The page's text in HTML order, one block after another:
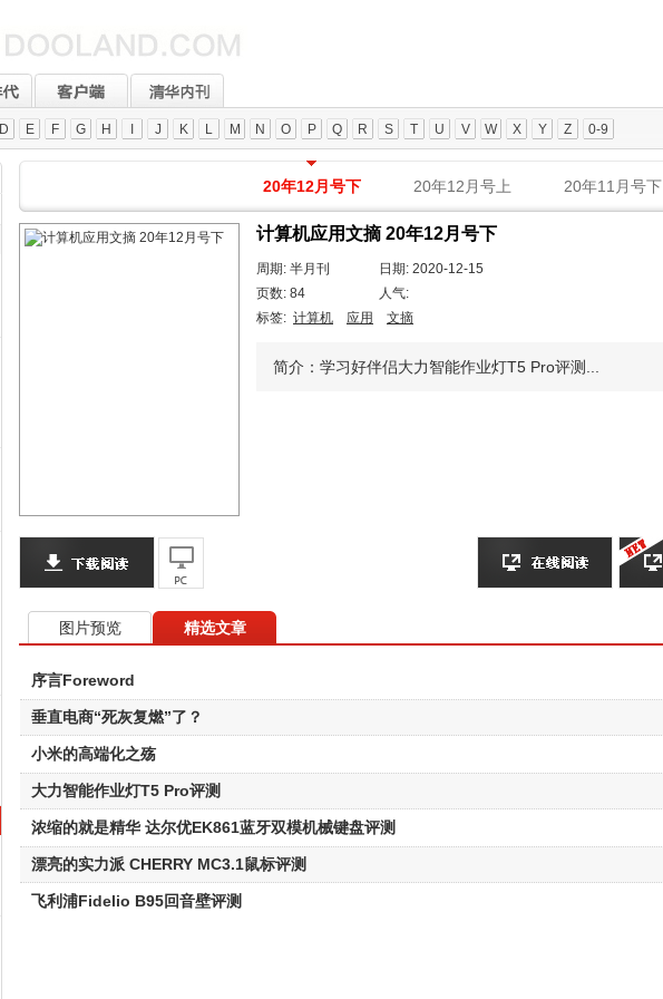
D E F G H J K L M N O P Q R S T U V W X Y Z 0-9
20年12月号下 20年12月号上 20年11月号下
计算机应用文摘 20年12月号下
周期: 半月刊
日期: 2020-12-15
页数: 84
人气:
标签: 计算机 应用 文摘
简介：学习好伴侣大力智能作业灯T5 Pro评测...
图片预览 精选文章
序言Foreword
垂直电商“死灰复燃”了？
小米的高端化之殇
大力智能作业灯T5 Pro评测
浓缩的就是精华 达尔优EK861蓝牙双模机械键盘评测
漂亮的实力派 CHERRY MC3.1鼠标评测
飞利浦Fidelio B95回音壁评测